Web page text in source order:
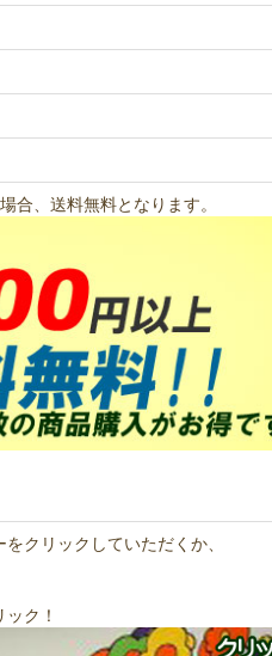
合、送料無料となります。
クリックしていただくか、
ック！